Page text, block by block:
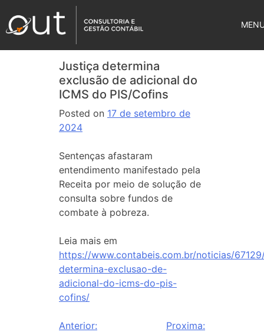
Justiça determina
exclusão de adicional do
ICMS do PIS/Cofins
Posted on 17 de setembro de
2024
Sentenças afastaram
entendimento manifestado pela
Receita por meio de solução de
consulta sobre fundos de
combate à pobreza.
Leia mais em
https://www.contabeis.com.br/noticias/
determina-exclusao-de-
adicional-do-icms-do-pis-
cofins/
Anterior:
Proxima: